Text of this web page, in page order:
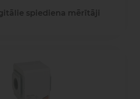
spiediena mērītāji